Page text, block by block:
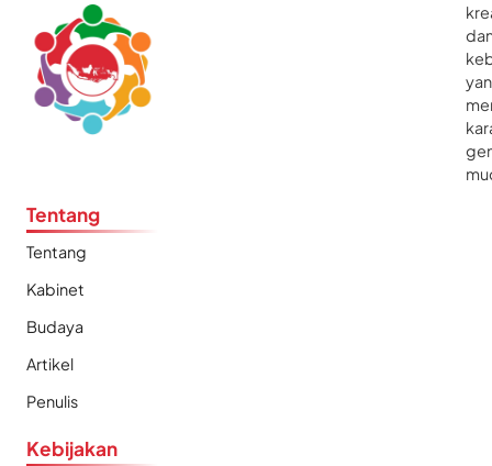
Tentang
Tentang
Kabinet
Budaya
Artikel
Penulis
Kebijakan